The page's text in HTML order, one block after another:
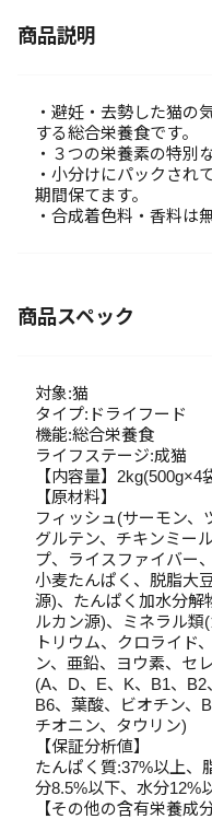
商品説明
・避妊・去勢した猫の
する総合栄養食です。
・３つの栄養素の特別
・小分けにパックされ
期間保てます。
・合成着色料・香料は
商品スペック
対象:猫
タイプ:ドライフード
機能:総合栄養食
ライフステージ:成猫
【内容量】2kg(500g×4
【原材料】
フィッシュ(サーモン、
グルテン、チキンミー
プ、ライスファイバー
小麦たんぱく、脱脂大
源)、たんぱく加水分解
ルカン源)、ミネラル類
トリウム、クロライド
ン、亜鉛、ヨウ素、セ
(A、D、E、K、B1、B2
B6、葉酸、ビオチン、
チオニン、タウリン)
【保証分析値】
たんぱく質:37%以上、
分8.5%以下、水分12%
【その他の含有栄養成分